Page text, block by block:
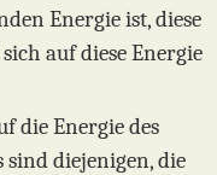
Energie ist, diese
auf diese Energie
die Energie des
sind diejenigen, die